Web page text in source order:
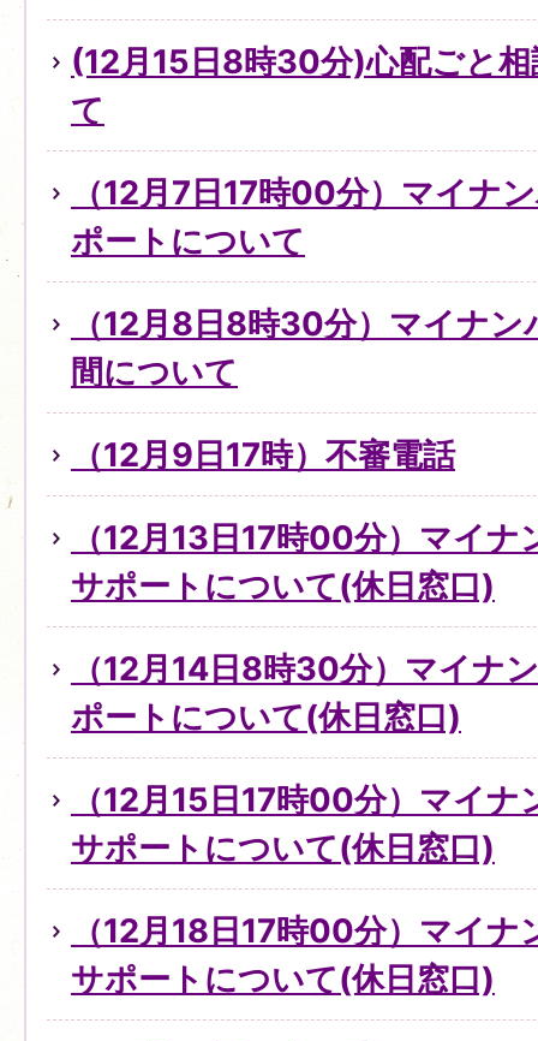
(12月15日8時30分)心配ごと
て
（12月7日17時00分）マイナ
ポートについて
（12月8日8時30分）マイナ
間について
（12月9日17時）不審電話
（12月13日17時00分）マイ
サポートについて(休日窓口)
（12月14日8時30分）マイナ
ポートについて(休日窓口)
（12月15日17時00分）マイ
サポートについて(休日窓口)
（12月18日17時00分）マイ
サポートについて(休日窓口)